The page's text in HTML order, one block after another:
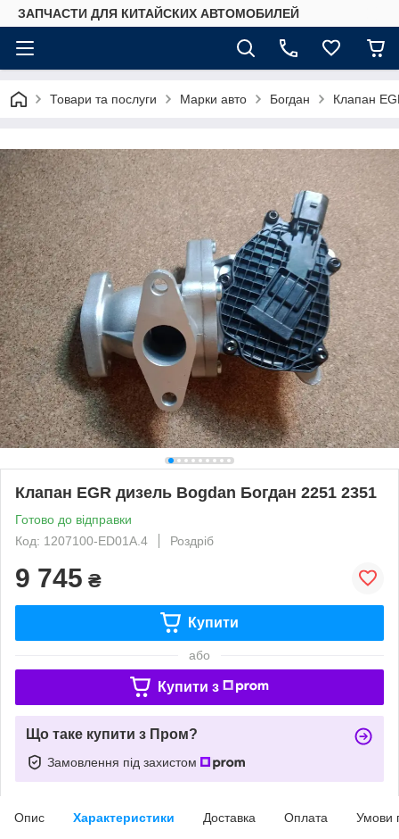
ЗАПЧАСТИ ДЛЯ КИТАЙСКИХ АВТОМОБИЛЕЙ
Товари та послуги Марки авто Богдан Клапан
Клапан EGR дизель Bogdan Богдан 2251 2351
Готово до відправки
Код: 1207100-ED01A.4
Роздріб
9 745 ₴
Купити
або
Купити з
Що таке купити з Пром?
Замовлення під захистом
Опис Характеристики Доставка Оплата Умови